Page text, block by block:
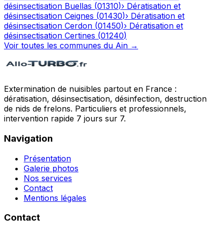
désinsectisation Buellas (01310)› Dératisation et
désinsectisation Ceignes (01430)› Dératisation et
désinsectisation Cerdon (01450)› Dératisation et
désinsectisation Certines (01240)
Voir toutes les communes du Ain →
Extermination de nuisibles partout en France :
dératisation, désinsectisation, désinfection, destruction
de nids de frelons. Particuliers et professionnels,
intervention rapide 7 jours sur 7.
Navigation
Présentation
Galerie photos
Nos services
Contact
Mentions légales
Contact